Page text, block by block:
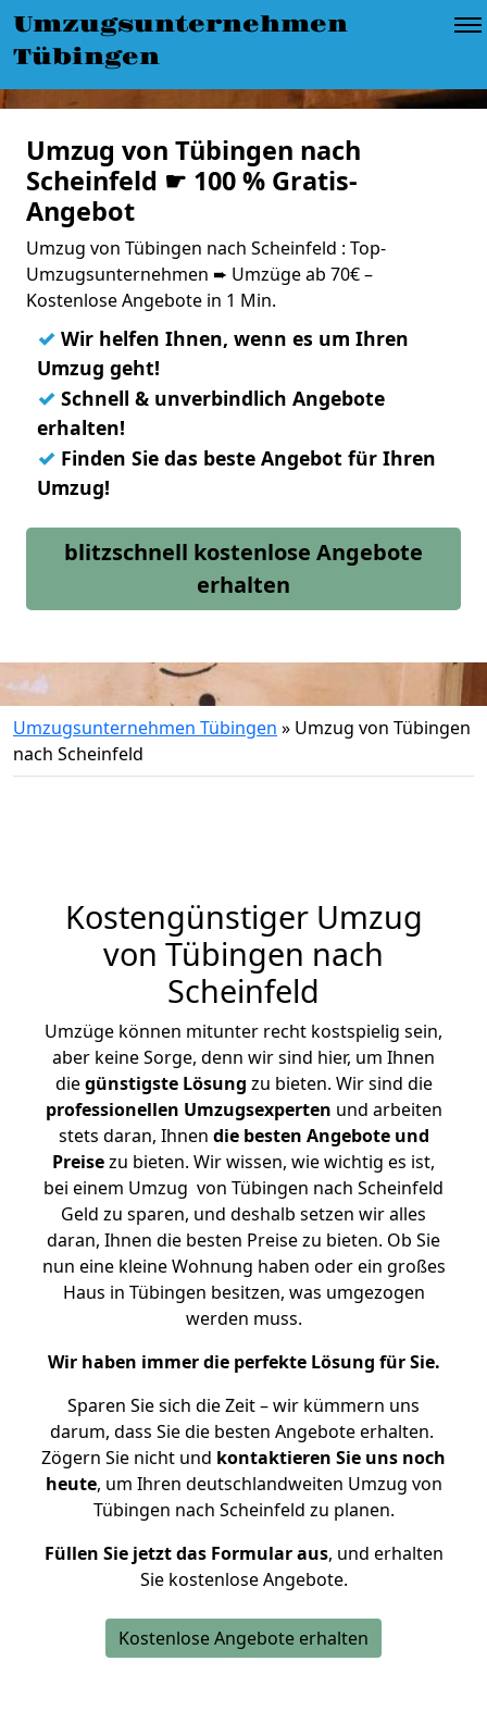
Umzugsunternehmen
Tübingen
Umzug von Tübingen nach
Scheinfeld ☛ 100 % Gratis-
Angebot
Umzug von Tübingen nach Scheinfeld : Top-
Umzugsunternehmen ➨ Umzüge ab 70€ –
Kostenlose Angebote in 1 Min.
✓ Wir helfen Ihnen, wenn es um Ihren
Umzug geht!
✓ Schnell & unverbindlich Angebote
erhalten!
✓ Finden Sie das beste Angebot für Ihren
Umzug!
blitzschnell kostenlose Angebote
erhalten
Umzugsunternehmen Tübingen » Umzug von Tübingen
nach Scheinfeld
Kostengünstiger Umzug
von Tübingen nach
Scheinfeld
Umzüge können mitunter recht kostspielig sein,
aber keine Sorge, denn wir sind hier, um Ihnen
diegünstigste Lösung zu bieten. Wir sind die
professionellen Umzugsexperten und arbeiten
stets daran, Ihnen die besten Angebote und
Preisezu bieten. Wir wissen, wie wichtig es ist,
bei einem Umzug von Tübingen nach Scheinfeld
Geld zu sparen, und deshalb setzen wir alles
daran, Ihnen die besten Preise zu bieten. Ob Sie
nun eine kleine Wohnung haben oder ein großes
Haus in Tübingen besitzen, was umgezogen
werden muss.
Wir haben immer die perfekte Lösung für Sie.
Sparen Sie sich die Zeit – wir kümmern uns
darum, dass Sie die besten Angebote erhalten.
Zögern Sie nicht und kontaktieren Sie uns noch
heute, um Ihren deutschlandweiten Umzug von
Tübingen nach Scheinfeld zu planen.
Füllen Sie jetzt das Formular aus, und erhalten
Sie kostenlose Angebote.
Kostenlose Angebote erhalten